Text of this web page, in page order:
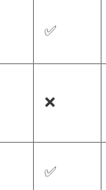
✅
❌
✅